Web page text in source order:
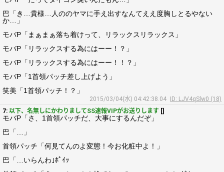
巴「き…貴様…人ののヤマに手え出すなんてええ度胸しとるやない
か…」
モバP「まぁまぁ落ち着けって、リラックスリラックス」
モバP「リラックスする為にはーー！？」
モバP「リラックスする為にはーー！！？」
モバP「1首領パッチ差し上げよう」
笑美「1首領パッチ！？」
2015/03/04(水) 04:42:38.04
ID: LJV4qSlw0 (18)
7: 以下、名無しにかわりましてSS速報VIPがお送りします []
モバP「さ、1首領パッチだ、大事にするんだぞ」
巴「…」
首領パッチ「何見てんのよ変態！今お化粧中よ！」
巴「…いらんわ｣ﾎﾟｲｯ